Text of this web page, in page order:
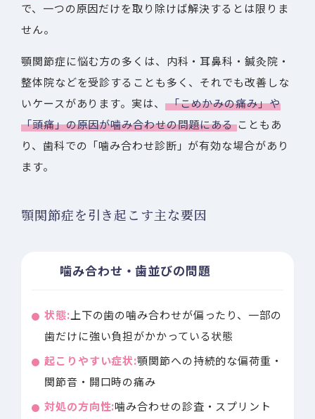
で、一つの原因だけを取り除けば解決するとは限りま
せん。
顎関節症に悩む方の多くは、内科・耳鼻科・鍼灸院・
整体院などを受診することも多く、それでも改善しな
いケースがあります。実は、
「こめかみの痛み」や
「頭痛」の原因が噛み合わせの問題にある こともあ
り、歯科での「噛み合わせ診断」が有効な場合があり
ます。
顎関節症を引き起こす主な要因
噛み合わせ・歯並びの問題
状態:上下の歯の噛み合わせが偏ったり、一部の
歯だけに強い負担がかかっている状態
起こりやすい症状:顎関節への持続的な偏荷重・
関節音・開口時の痛み
対処の方向性:噛み合わせの診査・スプリント